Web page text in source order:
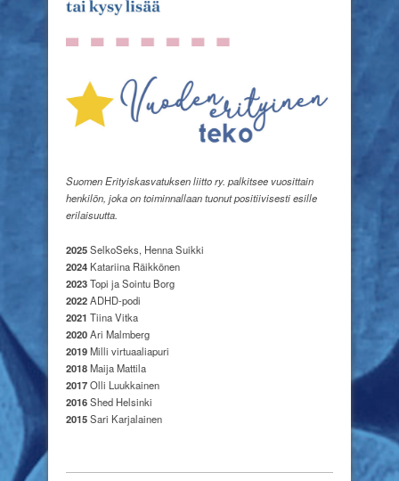
Suomen Erityiskasvatuksen liitto ry. palkitsee vuosittain
henkilön, joka on toiminnallaan tuonut positiivisesti esille
erilaisuutta.
2025SelkoSeks, Henna Suikki
2024 Katariina Räikkönen
2023Topi ja Sointu Borg
2022ADHD-podi
2021 Tiina Vitka
2020Ari Malmberg
2019Milli virtuaaliapuri
2018Maija Mattila
2017Olli Luukkainen
2016Shed Helsinki
2015Sari Karjalainen